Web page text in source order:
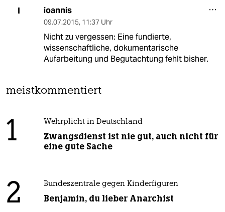
I ioannis
09.07.2015, 11:37 Uhr
Nicht zu vergessen: Eine fundierte,
wissenschaftliche, dokumentarische
Aufarbeitung und Begutachtung fehlt bisher.
meistkommentiert
1 Wehrplicht in Deutschland
Zwangsdienst ist nie gut, auch nicht für
eine gute Sache
2 Bundeszentrale gegen Kinderfiguren
Benjamin, du lieber Anarchist